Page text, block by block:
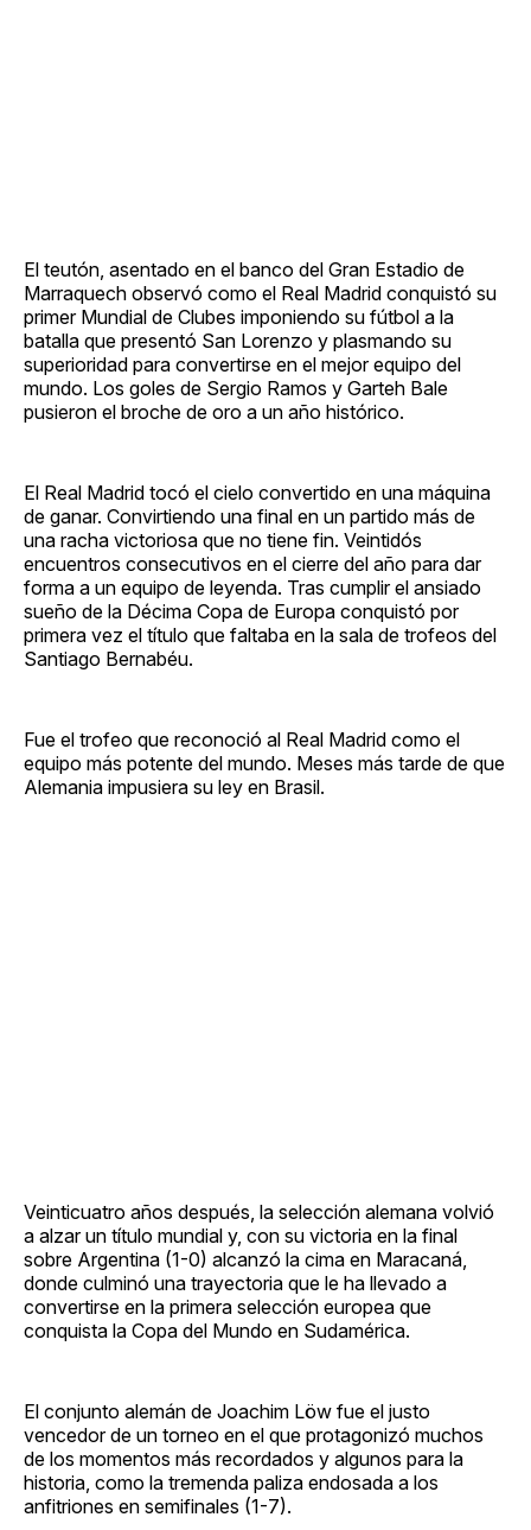
El teutón, asentado en el banco del Gran Estadio de
Marraquech observó como el Real Madrid conquistó su
primer Mundial de Clubes imponiendo su fútbol a la
batalla que presentó San Lorenzo y plasmando su
superioridad para convertirse en el mejor equipo del
mundo. Los goles de Sergio Ramos y Garteh Bale
pusieron el broche de oro a un año histórico.
El Real Madrid tocó el cielo convertido en una máquina
de ganar. Convirtiendo una final en un partido más de
una racha victoriosa que no tiene fin. Veintidós
encuentros consecutivos en el cierre del año para dar
forma a un equipo de leyenda. Tras cumplir el ansiado
sueño de la Décima Copa de Europa conquistó por
primera vez el título que faltaba en la sala de trofeos del
Santiago Bernabéu.
Fue el trofeo que reconoció al Real Madrid como el
equipo más potente del mundo. Meses más tarde de que
Alemania impusiera su ley en Brasil.
Veinticuatro años después, la selección alemana volvió
a alzar un título mundial y, con su victoria en la final
sobre Argentina (1-0) alcanzó la cima en Maracaná,
donde culminó una trayectoria que le ha llevado a
convertirse en la primera selección europea que
conquista la Copa del Mundo en Sudamérica.
El conjunto alemán de Joachim Löw fue el justo
vencedor de un torneo en el que protagonizó muchos
de los momentos más recordados y algunos para la
historia, como la tremenda paliza endosada a los
anfitriones en semifinales (1-7).